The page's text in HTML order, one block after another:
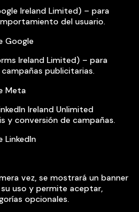
Ireland Limited) – para
del usuario.
Google
Ireland Limited) – para
publicitarias.
Meta
Ireland Unlimited
y conversión de campañas.
LinkedIn
vez, se mostrará un banner
uso y permite aceptar,
opcionales.